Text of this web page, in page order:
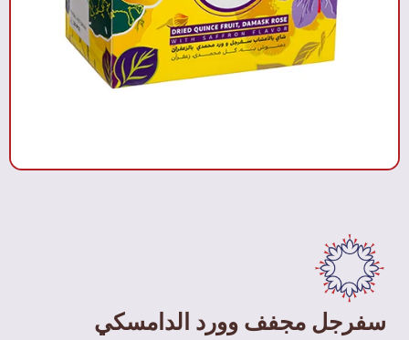
سفرجل مجفف وورد الدامسكي